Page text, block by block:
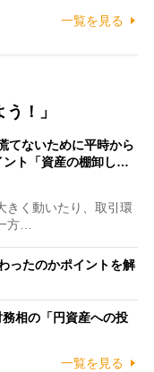
一覧を見る
！」
てないために平時から
ント「資産の棚卸し…
く動いたり、取引環
方…
ったのかポイントを解
相の「円資産への投
一覧を見る